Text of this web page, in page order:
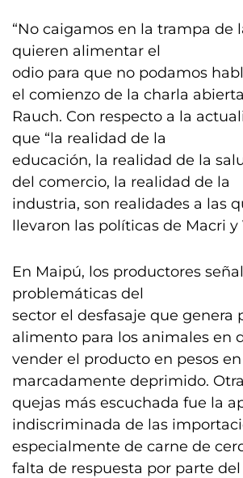
“No caigamos en la trampa de
quieren alimentar el
odio para que no podamos
el comienzo de la charla
Rauch. Con respecto a la
que “la realidad de la
educación, la realidad de la
del comercio, la realidad de la
industria, son realidades a las
llevaron las políticas de Macri y
En Maipú, los productores
problemáticas del
sector el desfasaje que genera
alimento para los animales en
vender el producto en pesos
marcadamente deprimido.
quejas más escuchada fue la
indiscriminada de las
especialmente de carne de
falta de respuesta por parte del